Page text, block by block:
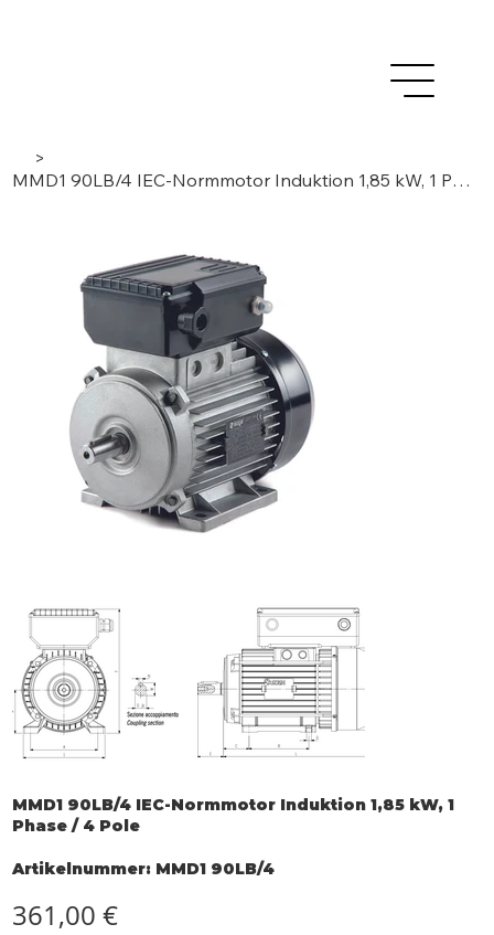
>
MMD1 90LB/4 IEC-Normmotor Induktion 1,85 kW, 1 Phase / 4 Pole
MMD1 90LB/4 IEC-Normmotor Induktion 1,85 kW, 1
Phase / 4 Pole
Artikelnummer: Artikelnummer:
MMD1
MMD1 90LB/4
361,00 €